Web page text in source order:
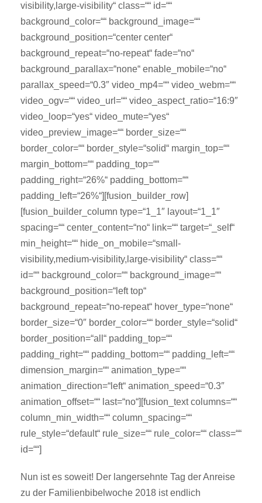
visibility,large-visibility“ class=““ id=““
background_color=““ background_image=““
background_position=“center center“
background_repeat=“no-repeat“ fade=“no“
background_parallax=“none“ enable_mobile=“no“
parallax_speed=“0.3″ video_mp4=““ video_webm=““
video_ogv=““ video_url=““ video_aspect_ratio=“16:9″
video_loop=“yes“ video_mute=“yes“
video_preview_image=““ border_size=““
border_color=““ border_style=“solid“ margin_top=““
margin_bottom=““ padding_top=““
padding_right=“26%“ padding_bottom=““
padding_left=“26%“][fusion_builder_row]
[fusion_builder_column type=“1_1″ layout=“1_1″
spacing=““ center_content=“no“ link=““ target=“_self“
min_height=““ hide_on_mobile=“small-
visibility,medium-visibility,large-visibility“ class=““
id=““ background_color=““ background_image=““
background_position=“left top“
background_repeat=“no-repeat“ hover_type=“none“
border_size=“0″ border_color=““ border_style=“solid“
border_position=“all“ padding_top=““
padding_right=““ padding_bottom=““ padding_left=““
dimension_margin=““ animation_type=““
animation_direction=“left“ animation_speed=“0.3″
animation_offset=““ last=“no“][fusion_text columns=““
column_min_width=““ column_spacing=““
rule_style=“default“ rule_size=““ rule_color=““ class=““
id=““]
Nun ist es soweit! Der langersehnte Tag der Anreise
zu der Familienbibelwoche 2018 ist endlich